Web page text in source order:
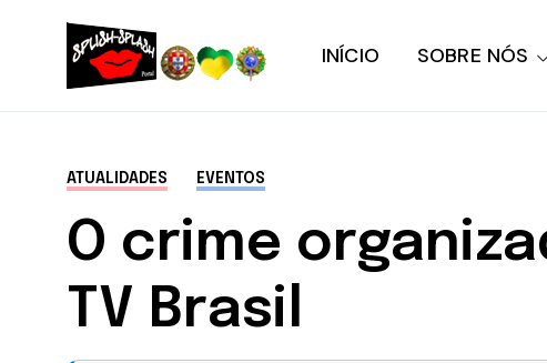
INÍCIO SOBRE NÓS
ATUALIDADES EVENTOS
O crime
TV Brasil